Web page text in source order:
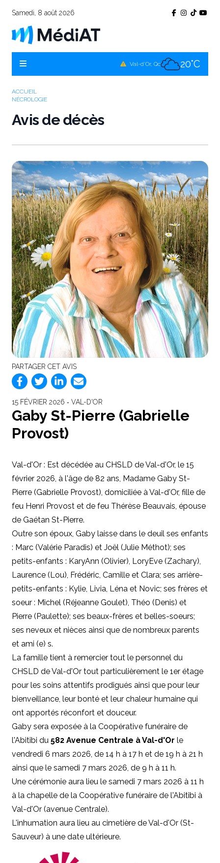
Samedi, 8 août 2026
Val-d'Or, Qc 20°C
ACCUEIL
NÉCROLOGIE
Avis de décès
PARTAGER CET AVIS
15 FÉVRIER 2026 ‐ VAL-D'OR
Gaby St-Pierre (Gabrielle
Provost)
Val-d'Or : Est décédée au CHSLD de Val-d'Or, le 15
février 2026, à l'âge de 82 ans, Madame Gaby St-
Pierre (Gabrielle Provost), domiciliée à Val-d'Or, fille de
feu Henri Provost et de feu Thérèse Beauvais, épouse
de Gaétan St-Pierre.
Outre son époux, Gaby laisse dans le deuil ses enfants
: Marc (Valérie Paradis) et Joël (Julie Méthot); ses
petits-enfants : KaryAnn (Olivier), LoryEve (Zachary),
Laurence (Lou), Frédéric, Camille et Clara; ses arrière-
petits-enfants : Kylie, Livia, Léna et Novic; ses frères et
soeur : Michel (Réjeanne Goulet), Théo (Denis) et
Pierre (Paulette); ses beaux-frères et belles-soeurs;
ses neveux et nièces ainsi que de nombreux parents
et ami (e) s.
La famille tient à remercier tout le personnel du
CHSLD de Val-d'Or tout particulièrement le 1er étage
pour les soins attentifs prodigués ainsi que pour leur
bienveillance, leur bonté et leur chaleur humaine qui
ont apportés réconfort et douceur.
Gaby sera exposée à la Coopérative funéraire de
l'Abitibi du 582 Avenue Centrale à Val-d'Or le
vendredi 6 mars 2026, de 14 h à 17 h et de 19 h à 21 h
ainsi que le samedi 7 mars 2026, de 9 h à 11 h.
Une cérémonie aura lieu le samedi 7 mars 2026 à 11 h
à la chapelle de la Coopérative funéraire de l'Abitibi à
Val-d'Or (avenue Centrale).
L'inhumation aura lieu au cimetière de Val-d'Or (St-
Sauveur) à une date ultérieure.